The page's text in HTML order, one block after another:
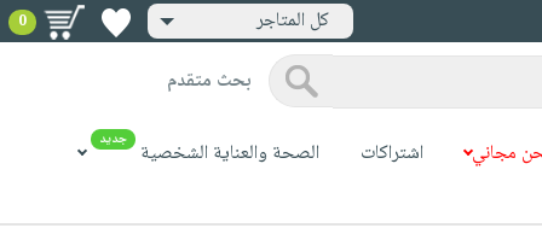
كل المتاجر 0
بحث متقدم
مجاني اشتراكات الصحة والعناية الشخصية جديد